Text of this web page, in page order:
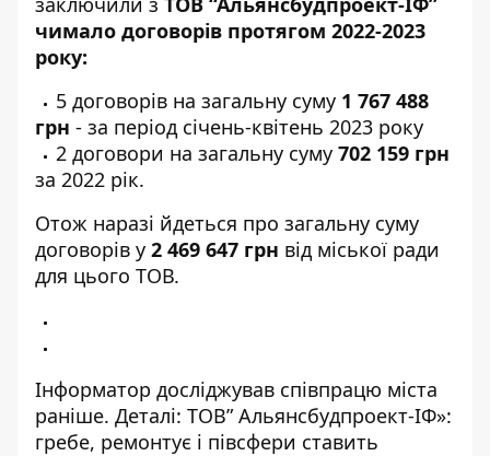
чимало договорів протягом 2022-2023
року:
5 договорів на загальну суму 1 767 488
грн - за період січень-квітень 2023 року
2 договори на загальну суму 702 159 грн
за 2022 рік.
Отож наразі йдеться про загальну суму
договорів у 2 469 647 грн від міської ради
для цього ТОВ.
Інформатор досліджував співпрацю міста
раніше. Деталі: ТОВ” Альянсбудпроект-ІФ»:
гребе, ремонтує і півсфери ставить